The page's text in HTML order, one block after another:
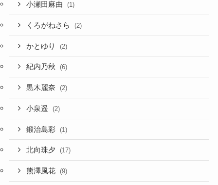
小瀬田麻由 (1)
くろがねさら (2)
かとゆり (2)
紀内乃秋 (6)
黒木麗奈 (2)
小泉遥 (2)
鍛治島彩 (1)
北向珠夕 (17)
熊澤風花 (9)